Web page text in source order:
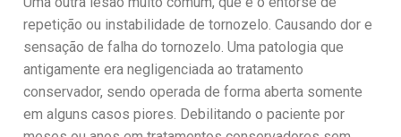
repetição ou instabilidade de tornozelo. Causando dor e
sensação de falha do tornozelo. Uma patologia que
antigamente era negligenciada ao tratamento
conservador, sendo operada de forma aberta somente
em alguns casos piores. Debilitando o paciente por